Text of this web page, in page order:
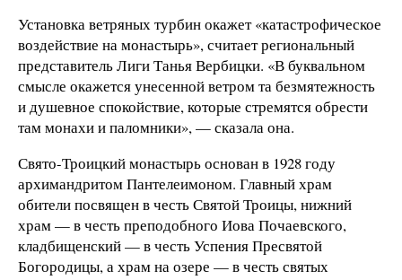
Установка ветряных турбин окажет «катастрофическое
воздействие на монастырь», считает региональный
представитель Лиги Танья Вербицки. «В буквальном
смысле окажется унесенной ветром та безмятежность
и душевное спокойствие, которые стремятся обрести
там монахи и паломники», — сказала она.
Свято-Троицкий монастырь основан в 1928 году
архимандритом Пантелеимоном. Главный храм
обители посвящен в честь Святой Троицы, нижний
храм — в честь преподобного Иова Почаевского,
кладбищенский — в честь Успения Пресвятой
Богородицы, а храм на озере — в честь святых